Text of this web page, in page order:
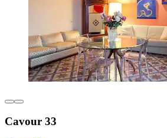
Cavour 33